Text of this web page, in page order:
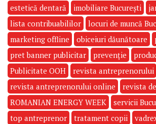
estetică dentară
imobiliare București
lista contribuabililor
locuri de muncă
marketing offline
obiceiuri dăunătoare
pret banner publicitar
prevenție
Publicitate OOH
revista antreprenorului
revista antreprenorului online
revista
ROMANIAN ENERGY WEEK
servicii
top antreprenor
tratament copii